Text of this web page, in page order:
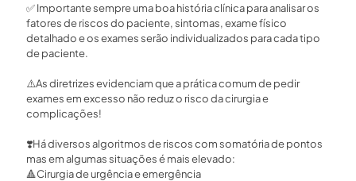
✅Importante sempre uma boa história clínica para analisar os
fatores de riscos do paciente, sintomas, exame físico
detalhado e os exames serão individualizados para cada tipo
de paciente. ⁣
⚠️As diretrizes evidenciam que a prática comum de pedir
exames em excesso não reduz o risco da cirurgia e
complicações!⁣
❣️Há diversos algoritmos de riscos com somatória de pontos
mas em algumas situações é mais elevado:⁣
🔺Cirurgia de urgência e emergência ⁣